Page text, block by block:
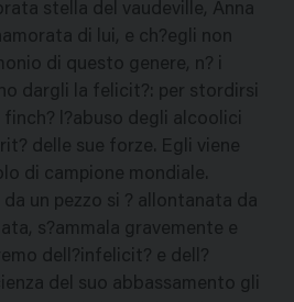
stella del vaudeville, Anna
di lui, e ch?egli non
di questo genere, n? i
dargli la felicit?: per stordirsi
l?abuso degli alcoolici
delle sue forze. Egli viene
di campione mondiale.
un pezzo si ? allontanata da
s?ammala gravemente e
dell?infelicit? e dell?
del suo abbassamento gli